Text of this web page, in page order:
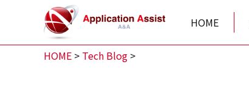
HOME
HOME > Tech Blog >